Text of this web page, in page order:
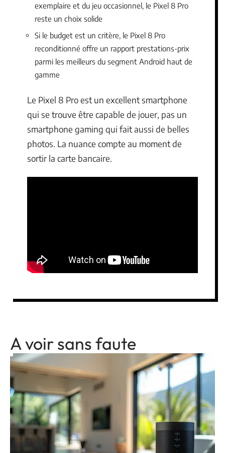
exemplaire et du jeu occasionnel, le Pixel 8 Pro
reste un choix solide
Si le budget est un critère, le Pixel 8 Pro
reconditionné offre un rapport prestations-prix
parmi les meilleurs du segment Android haut de
gamme
Le Pixel 8 Pro est un excellent smartphone
qui se trouve être capable de jouer, pas un
smartphone gaming qui fait aussi de belles
photos. La nuance compte au moment de
sortir la carte bancaire.
A voir sans faute